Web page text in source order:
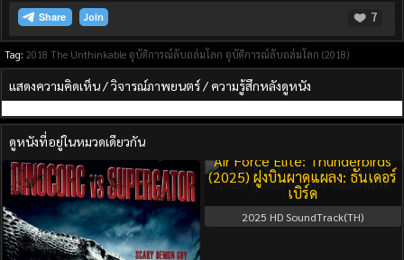
Join 7
Tag: 2018 The Unthinkable อุบัติการณ์ลับถล่มโลก อุบัติการณ์ลับถล่มโลก (2018)
แสดงความคิดเห็น / วิจารณ์ภาพยนตร์ / ความรู้สึกหลังดูหนัง
ดูหนังที่อยู่ในหมวดเดียวกัน
Air Force Elite: Thunderbirds
(2025) ฝูงบินผาดแผลง: ธันเดอร์
เบิร์ด
2025 HD SoundTrack(TH)